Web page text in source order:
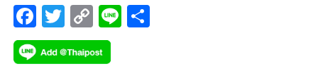
F
ac
e
T
wi
tt
C
o
p
Li